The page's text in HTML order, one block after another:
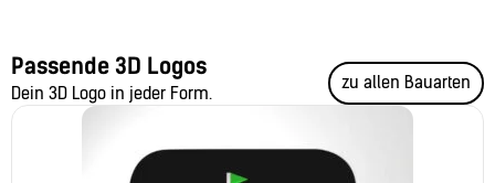
Passende 3D Logos
Dein 3D Logo in jeder Form.
zu allen Bauarten